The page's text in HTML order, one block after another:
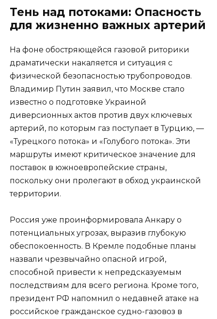
Тень над потоками: Опасность
для жизненно важных артерий
На фоне обостряющейся газовой риторики
драматически накаляется и ситуация с
физической безопасностью трубопроводов.
Владимир Путин заявил, что Москве стало
известно о подготовке Украиной
диверсионных актов против двух ключевых
артерий, по которым газ поступает в Турцию, —
«Турецкого потока» и «Голубого потока». Эти
маршруты имеют критическое значение для
поставок в южноевропейские страны,
поскольку они пролегают в обход украинской
территории.
Россия уже проинформировала Анкару о
потенциальных угрозах, выразив глубокую
обеспокоенность. В Кремле подобные планы
назвали чрезвычайно опасной игрой,
способной привести к непредсказуемым
последствиям для всего региона. Кроме того,
президент РФ напомнил о недавней атаке на
российское гражданское судно-газовоз в